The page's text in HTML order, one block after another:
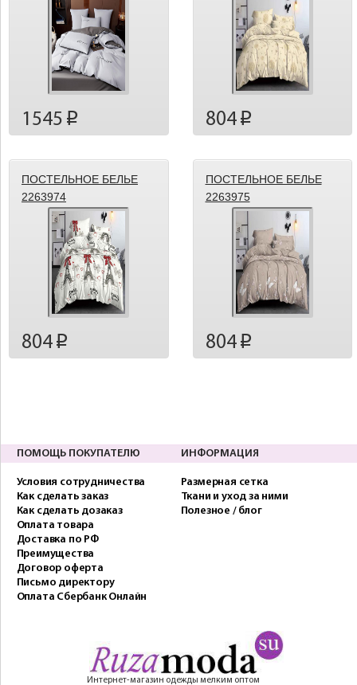
1545 p 804p
ПОСТЕЛЬНОЕ БЕЛЬЕ
2263974
804 p
ПОСТЕЛЬНОЕ БЕЛЬЕ
2263975
804p
ПОМОЩЬ ПОКУПАТЕЛЮ
Условия сотрудничества
Как сделать заказ
Как сделать дозаказ
Оплата товара
Доставка по РФ
Преимущества
Договор оферта
Письмо директору
Оплата Сбербанк Онлайн
ИНФОРМАЦИЯ
Размерная сетка
Ткани и уход за ними
Полезное / блог
Интернет-магазин одежды мелким оптом